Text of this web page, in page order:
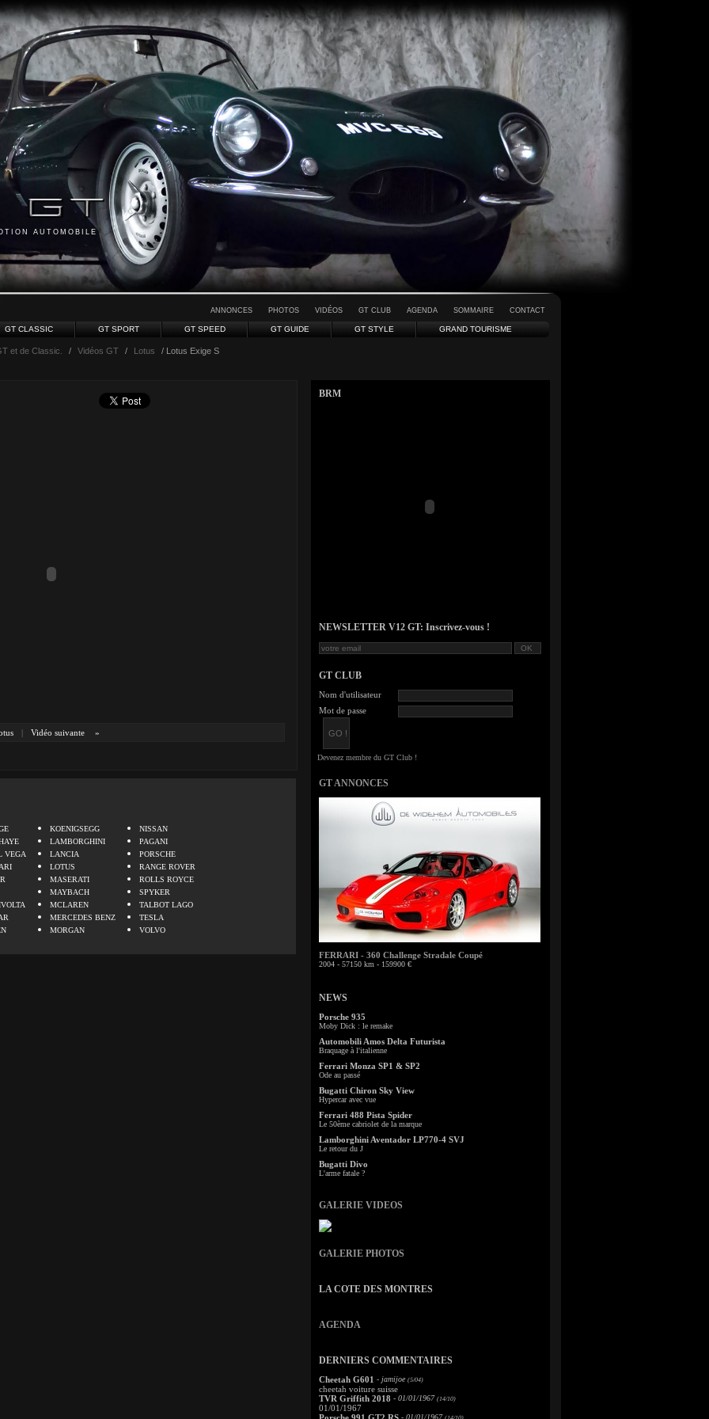
AUTOMOBILE
ANNONCES PHOTOS VIDÉOS GT CLUB AGENDA SOMMAIRE CONTACT
GT CLASSIC GT SPORT GT SPEED GT GUIDE GT STYLE GRAND TOURISME
et de Classic. / Vidéos GT / Lotus / Lotus Exige S
| Vidéo suivante »
VEGA
KOENIGSEGG
LAMBORGHINI
LANCIA
LOTUS
MASERATI
MAYBACH
MCLAREN
MERCEDES BENZ
MORGAN
NISSAN
PAGANI
PORSCHE
RANGE ROVER
ROLLS ROYCE
SPYKER
TALBOT LAGO
TESLA
VOLVO
BRM
NEWSLETTER V12 GT: Inscrivez-vous !
GT CLUB
Nom d'utilisateur
Mot de passe
GT ANNONCES
FERRARI - 360 Challenge Stradale Coupé
2004 - 57150 km - 159900 €
NEWS
Porsche 935
Moby Dick : le remake
Automobili Amos Delta Futurista
Braquage à l'italienne
Ferrari Monza SP1 & SP2
Ode au passé
Bugatti Chiron Sky View
Hypercar avec vue
Ferrari 488 Pista Spider
Le 50ème cabriolet de la marque
Lamborghini Aventador LP770-4 SVJ
Le retour du J
Bugatti Divo
L'arme fatale ?
GALERIE VIDEOS
GALERIE PHOTOS
LA COTE DES MONTRES
AGENDA
DERNIERS COMMENTAIRES
Cheetah G601 - jamijoe (5/04)
cheetah voiture suisse
TVR Griffith 2018 - 01/01/1967 (14/10)
01/01/1967
- 01/01/1967